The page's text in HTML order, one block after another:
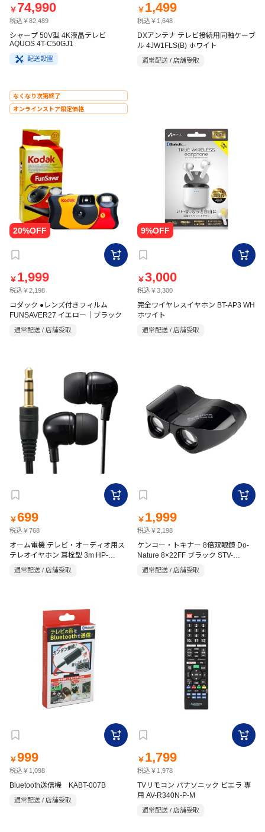
￥ 74,990
税込￥82,489
シャープ 50V型 4K液晶テレビ
AQUOS 4T-C50GJ1
配送設置
￥ 1,499
税込￥1,648
DXアンテナ テレビ接続用同軸ケーブ
ル 4JW1FLS(B) ホワイト
通常配送 / 店舗受取
なくなり次第終了
オンラインストア限定価格
￥ 1,999
税込￥2,198
コダック ●レンズ付きフィルム
FUNSAVER27 イエロー｜ブラック
通常配送 / 店舗受取
￥3,000
税込￥3,300
完全ワイヤレスイヤホン BT-AP3 WH
ホワイト
通常配送 / 店舗受取
￥699
税込￥768
オーム電機 テレビ・オーディオ用ス
テレオイヤホン 耳栓型 3m HP-
通常配送 / 店舗受取
￥ 1,999
税込￥2,198
ケンコー・トキナー 8倍双眼鏡 Do-
Nature 8×22FF ブラック STV-
通常配送 / 店舗受取
￥999
税込￥1,098
Bluetooth送信機 KABT-007B
通常配送 / 店舗受取
￥ 1,799
税込￥1,978
TVリモコン パナソニック ビエラ 専
用 AV-R340N-P-M
通常配送 / 店舗受取